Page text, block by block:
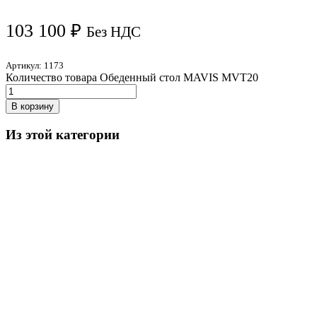
103 100 ₽ Без НДС
Артикул: 1173
Количество товара Обеденный стол MAVIS MVT20
В корзину
Из этой категории